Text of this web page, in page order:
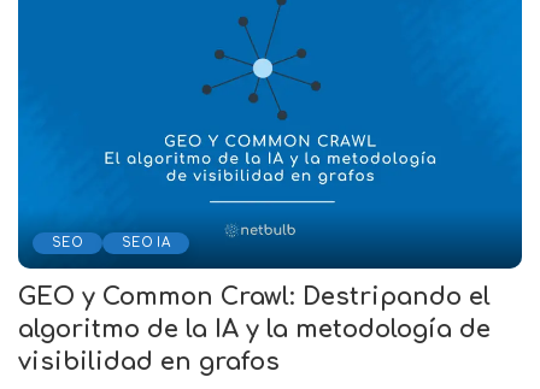
SEO SEO IA
GEO y Common Crawl: Destripando el
algoritmo de la IA y la metodología de
visibilidad en grafos